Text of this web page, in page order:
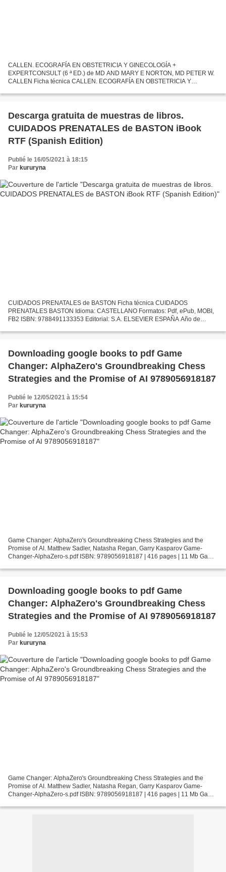
CALLEN. ECOGRAFÍA EN OBSTETRICIA Y GINECOLOGÍA +
EXPERTCONSULT (6 ª ED.) de MD AND MARY E NORTON, MD PETER W.
CALLEN Ficha técnica CALLEN. ECOGRAFÍA EN OBSTETRICIA Y
MD PETER W. CALLEN Número...
Descarga gratuita de muestras de libros.
CUIDADOS PRENATALES de BASTON iBook
RTF (Spanish Edition)
Publié le 16/05/2021 à 18:15
Par kururyna
CUIDADOS PRENATALES de BASTON Ficha técnica CUIDADOS
PRENATALES BASTON Idioma: CASTELLANO Formatos: Pdf, ePub, MOBI,
FB2 ISBN: 9788491133353 Editorial: S.A. ELSEVIER ESPAÑA Año de
libros....
Downloading google books to pdf Game
Changer: AlphaZero's Groundbreaking Chess
Strategies and the Promise of AI 9789056918187
Publié le 12/05/2021 à 15:54
Par kururyna
Game Changer: AlphaZero's Groundbreaking Chess Strategies and the
Promise of AI. Matthew Sadler, Natasha Regan, Garry Kasparov Game-
Changer-AlphaZero-s.pdf ISBN: 9789056918187 | 416 pages | 11 Mb Game
Downloading google books to pdf Game
Changer: AlphaZero's Groundbreaking Chess
Strategies and the Promise of AI 9789056918187
Publié le 12/05/2021 à 15:53
Par kururyna
Game Changer: AlphaZero's Groundbreaking Chess Strategies and the
Promise of AI. Matthew Sadler, Natasha Regan, Garry Kasparov Game-
Changer-AlphaZero-s.pdf ISBN: 9789056918187 | 416 pages | 11 Mb Game